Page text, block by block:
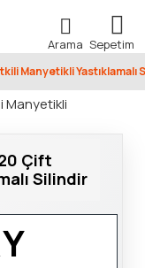
Manyetikli Yastıklamalı
Çift
Silindir